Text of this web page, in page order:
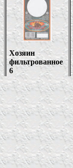
Хозяин
фильтрованное
6